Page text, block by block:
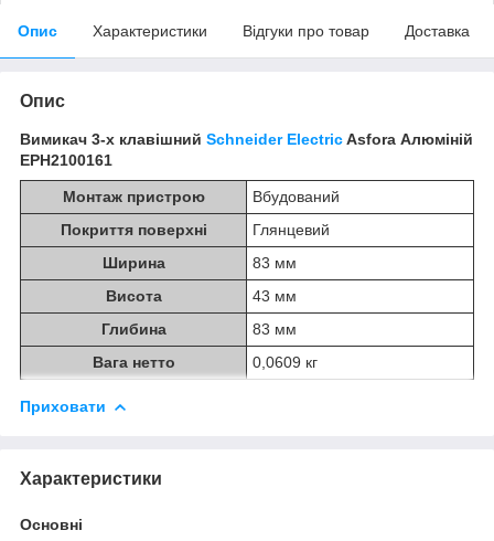
Опис Характеристики Відгуки про товар Доставка
Опис
Вимикач 3-х клавішний Schneider ElectricAsfora Алюміній
EPH2100161
Монтаж пристрою
Вбудований
Покриття поверхні
Глянцевий
Ширина
83 мм
Висота
43 мм
Глибина
83 мм
Вага нетто
0,0609 кг
Приховати
Характеристики
Основні